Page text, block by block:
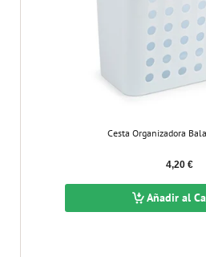
Cesta Organizadora Balance Blanco
Añadir al Carrito